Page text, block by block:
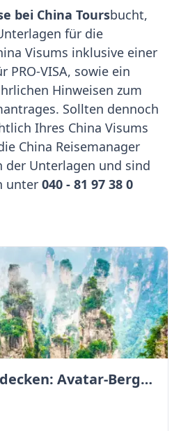
bei China Toursbucht,
für die
Visums inklusive einer
VISA, sowie ein
Hinweisen zum
Sollten dennoch
Ihres China Visums
China Reisemanager
der Unterlagen und sind
unter 040 - 81 97 38 0
Zhangjiajie entdecken: Avatar-Berge & Altstadt von Fenghuang